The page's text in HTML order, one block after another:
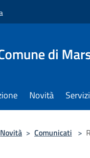
di
Novità Servizi
Novità > Comunicati >